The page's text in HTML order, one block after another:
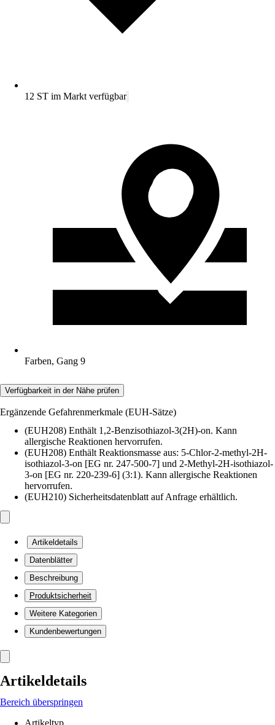
12 ST im Markt verfügbar
Farben, Gang 9
Verfügbarkeit in der Nähe prüfen
Ergänzende Gefahrenmerkmale (EUH-Sätze)
(EUH208) Enthält 1,2-Benzisothiazol-3(2H)-on. Kann
allergische Reaktionen hervorrufen.
(EUH208) Enthält Reaktionsmasse aus: 5-Chlor-2-methyl-2H-
isothiazol-3-on [EG nr. 247-500-7] und 2-Methyl-2H-isothiazol-
3-on [EG nr. 220-239-6] (3:1). Kann allergische Reaktionen
hervorrufen.
(EUH210) Sicherheitsdatenblatt auf Anfrage erhältlich.
Artikeldetails
Datenblätter
Beschreibung
Produktsicherheit
Weitere Kategorien
Kundenbewertungen
Artikeldetails
Bereich überspringen
Artikeltyp